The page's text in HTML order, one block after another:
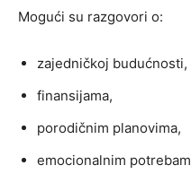
Mogući su razgovori o:
zajedničkoj budućnosti,
finansijama,
porodičnim planovima,
emocionalnim